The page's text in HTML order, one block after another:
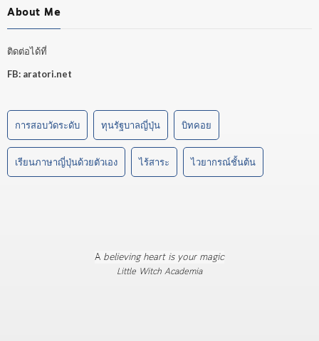
About Me
ติดต่อได้ที่
FB: aratori.net
การสอบวัดระดับ ทุนรัฐบาลญี่ปุ่น บิทคอย
เรียนภาษาญี่ปุ่นด้วยตัวเอง ไร้สาระ ไวยากรณ์ชั้นต้น
A believing heart is your magic
Little Witch Academia